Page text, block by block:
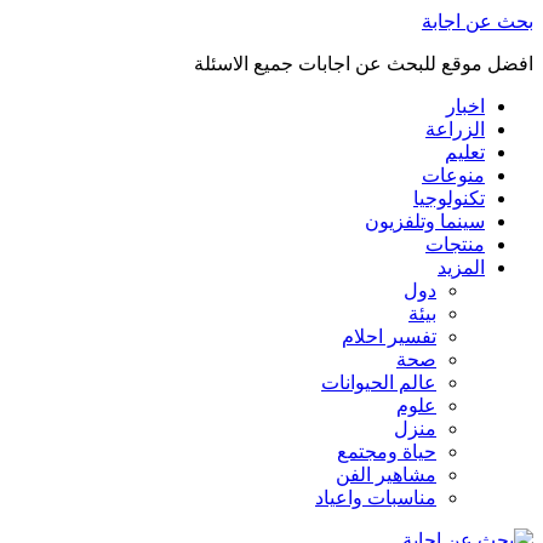
بحث عن اجابة
افضل موقع للبحث عن اجابات جميع الاسئلة
اخبار
الزراعة
تعليم
منوعات
تكنولوجيا
سينما وتلفزيون
منتجات
المزيد
دول
بيئة
تفسير احلام
صحة
عالم الحيوانات
علوم
منزل
حياة ومجتمع
مشاهير الفن
مناسبات واعياد